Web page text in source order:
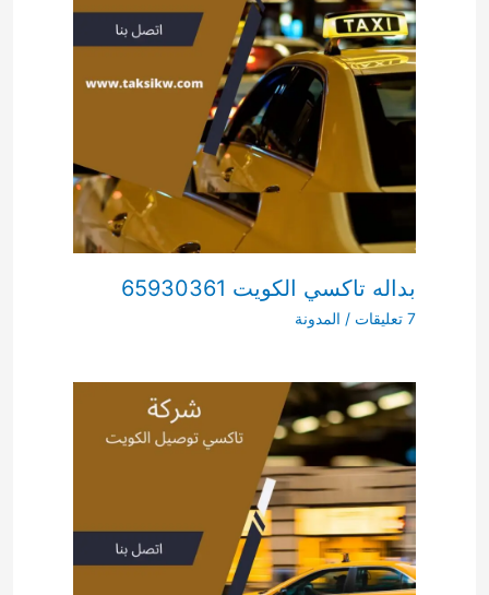
بداله تاكسي الكويت 65930361
7 تعليقات / المدونة